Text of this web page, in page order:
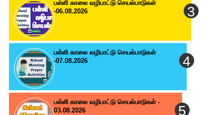
பள்ளி காலை வழிபாட்டு செயல்பாடுகள்
-06.08.2026
பள்ளி காலை வழிபாட்டு செயல்பாடுகள்
-07.08.2026
பள்ளி காலை வழிபாட்டு செயல்பாடுகள் -
03.08.2026